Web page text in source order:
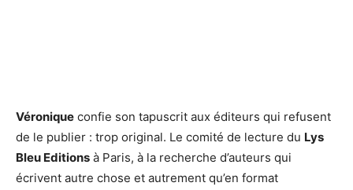
Véronique confie son tapuscrit aux éditeurs qui refusent
de le publier : trop original. Le comité de lecture du Lys
Bleu Editions à Paris, à la recherche d’auteurs qui
écrivent autre chose et autrement qu’en format